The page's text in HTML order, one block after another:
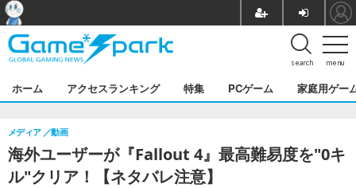
menu
search
ホーム アクセスランキング 特集 PCゲーム 家庭用ゲー
海外ユーザーが『Fallout 4』最高難易度を"0キ
ル"クリア！【ネタバレ注意】
メディア 動画